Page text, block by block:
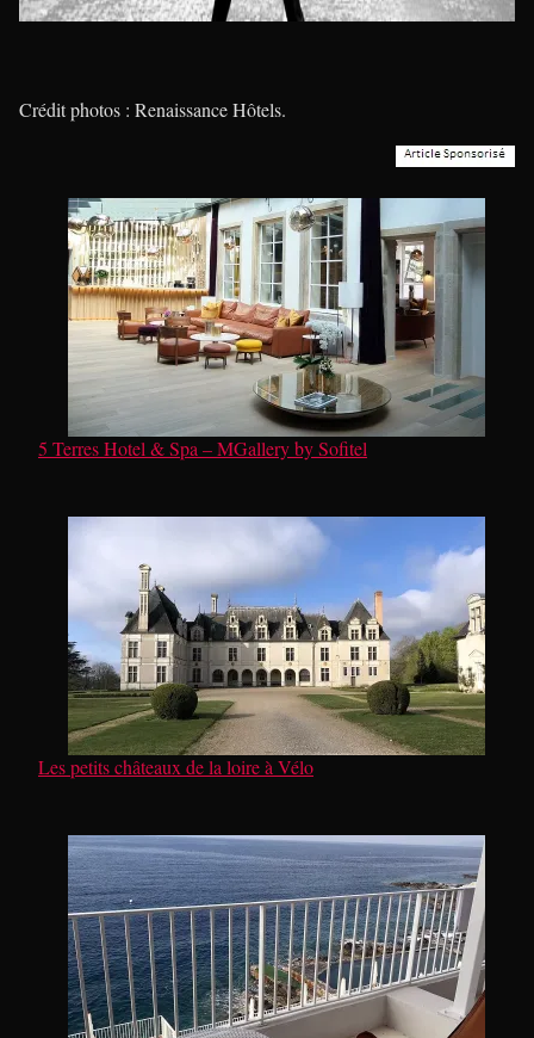
Crédit photos : Renaissance Hôtels.
5 Terres Hotel & Spa – MGallery by Sofitel
Les petits châteaux de la loire à Vélo